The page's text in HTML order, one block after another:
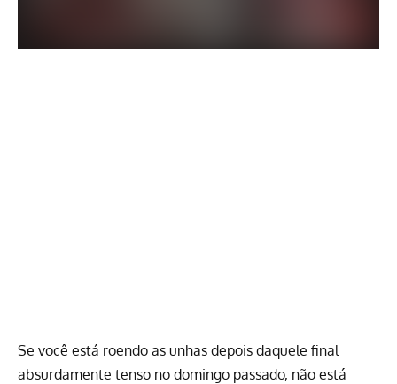
Se você está roendo as unhas depois daquele final
absurdamente tenso no domingo passado, não está